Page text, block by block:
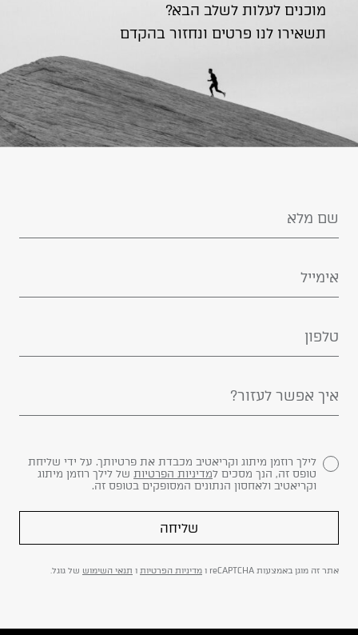
מוכנים לעלות לשלב הבא?
תשאירו לנו פרטים ונחזור בהקדם
לילך רוזמן מיתוג וקריאטיב מכבדת את פרטיותך. על ידי שליחת
טופס זה, הנך מסכים למדיניות הפרטיות של לילך רוזמן מיתוג
וקריאטיב ולאחסון הנתונים המסופקים בטופס זה.
שליחה
אתר זה מוגן באמצעות reCAPTCHA ו מדיניות הפרטיות ו תנאי השימוש של גוגל.